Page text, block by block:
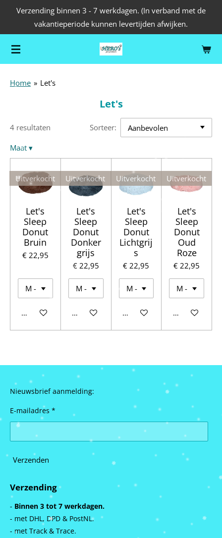
de
hoofdinhoud
Verzending binnen 3 - 7 werkdagen. (In verband met de
vakantieperiode kunnen levertijden afwijken.
Home » Let's
Let's
4 resultaten Sorteer:
Maat ▾
Uitverkocht
Let's
Sleep
Donut
Bruin
€ 22,95
Houd mij op de hoogte
Uitverkocht
Let's
Sleep
Donut
Donker
grijs
€ 22,95
Houd mij op de hoogte
Uitverkocht
Let's
Sleep
Donut
Lichtgrij
s
€ 22,95
Houd mij op de hoogte
Uitverkocht
Let's
Sleep
Donut
Oud
Roze
€ 22,95
Houd mij op
Nieuwsbrief aanmelding:
E-mailadres *
Verzenden
Verzending
- Binnen 3 tot 7 werkdagen.
- met DHL, DPD & PostNL.
- met Track & Trace.